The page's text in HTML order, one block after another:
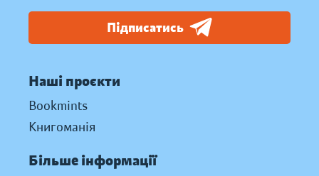
Підписатись
Наші проєкти
Bookmints
Книгоманія
Більше інформації